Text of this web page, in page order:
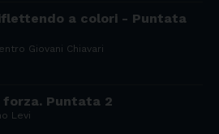
a colori - Puntata
Giovani Chiavari
forza. Puntata 2
Levi